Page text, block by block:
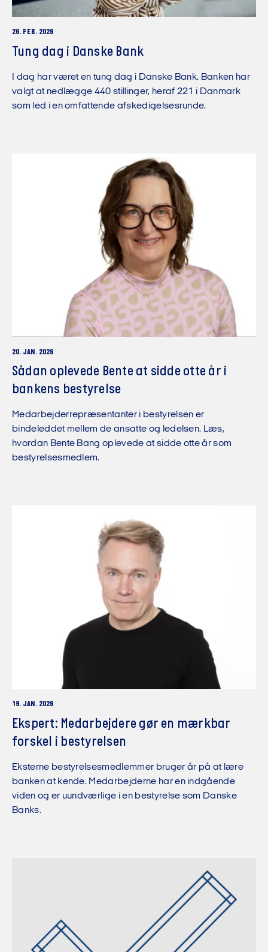
26. FEB. 2026
Tung dag i Danske Bank
I dag har været en tung dag i Danske Bank. Banken har
valgt at nedlægge 440 stillinger, heraf 221 i Danmark
som led i en omfattende afskedigelsesrunde.
20. JAN. 2026
Sådan oplevede Bente at sidde otte år i
bankens bestyrelse
Medarbejderrepræsentanter i bestyrelsen er
bindeleddet mellem de ansatte og ledelsen. Læs,
hvordan Bente Bang oplevede at sidde otte år som
bestyrelsesmedlem.
19. JAN. 2026
Ekspert: Medarbejdere gør en mærkbar
forskel i bestyrelsen
Eksterne bestyrelsesmedlemmer bruger år på at lære
banken at kende. Medarbejderne har en indgående
viden og er uundværlige i en bestyrelse som Danske
Banks.